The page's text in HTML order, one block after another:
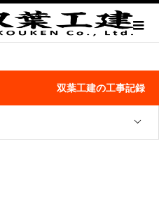
双葉工建の工事記録